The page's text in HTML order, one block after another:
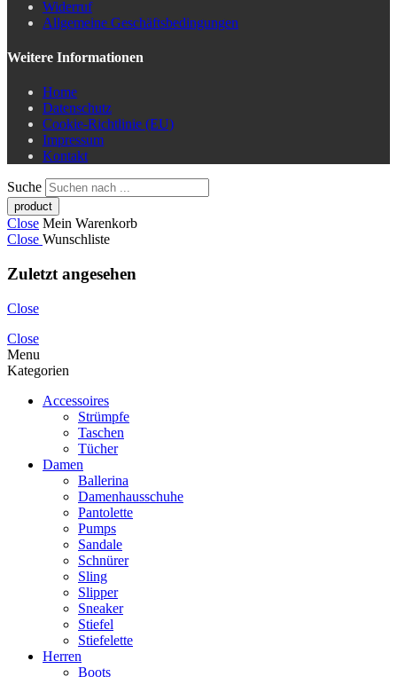
Widerruf
Allgemeine Geschäftsbedingungen
Weitere Informationen
Home
Datenschutz
Cookie-Richtlinie (EU)
Impressum
Kontakt
Suche
Close Mein Warenkorb
Close Wunschliste
Zuletzt angesehen
Close
Close
Menu
Kategorien
Accessoires
Strümpfe
Taschen
Tücher
Damen
Ballerina
Damenhausschuhe
Pantolette
Pumps
Sandale
Schnürer
Sling
Slipper
Sneaker
Stiefel
Stiefelette
Herren
Boots